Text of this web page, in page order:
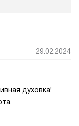
29.02.2024
духовка!